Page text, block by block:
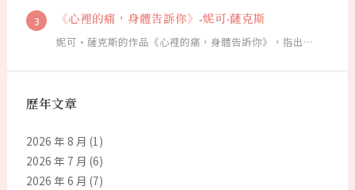
《心裡的痛，身體告訴你》-妮可·薩克斯
妮可·薩克斯的作品《心裡的痛，身體告訴你》，指出…
歷年文章
2026 年 8 月 (1)
2026 年 7 月 (6)
2026 年 6 月 (7)